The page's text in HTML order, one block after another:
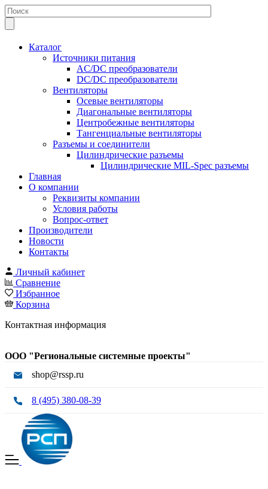
Каталог
Источники питания
AC/DC преобразователи
DC/DC преобразователи
Вентиляторы
Осевые вентиляторы
Диагональные вентиляторы
Центробежные вентиляторы
Тангенциальные вентиляторы
Разъемы и соединители
Цилиндрические разъемы
Цилиндрические MIL-Spec разъемы
Главная
О компании
Реквизиты компании
Условия работы
Вопрос-ответ
Производители
Новости
Контакты
Личный кабинет
Сравнение
Избранное
Корзина
Контактная информация
ООО "Региональные системные проекты"
shop@rssp.ru
8 (495) 380-08-39